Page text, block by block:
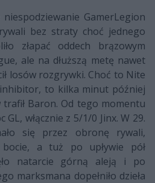
GamerLegion
bez straty choć jednego
złapać oddech brązowym
ale na dłuższą metę nawet
losów rozgrywki. Choć to Nite
inhibitor, to kilka minut później
Baron. Od tego momentu
włącznie z 5/1/0 Jinx. W 29.
się przez obronę rywali,
a tuż po upływie pół
natarcie górną aleją i po
marksmana dopełniło dzieła